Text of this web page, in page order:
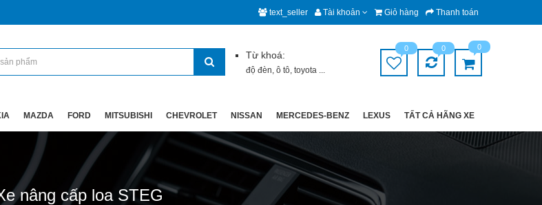
text_seller Tài khoản Giỏ hàng Thanh toán
Từ khoá:
độ đèn, ô tô, toyota ...
0 0 0
MAZDA FORD MITSUBISHI CHEVROLET NISSAN MERCEDES-BENZ LEXUS TẤT CẢ HÃNG XE
nâng cấp loa STEG